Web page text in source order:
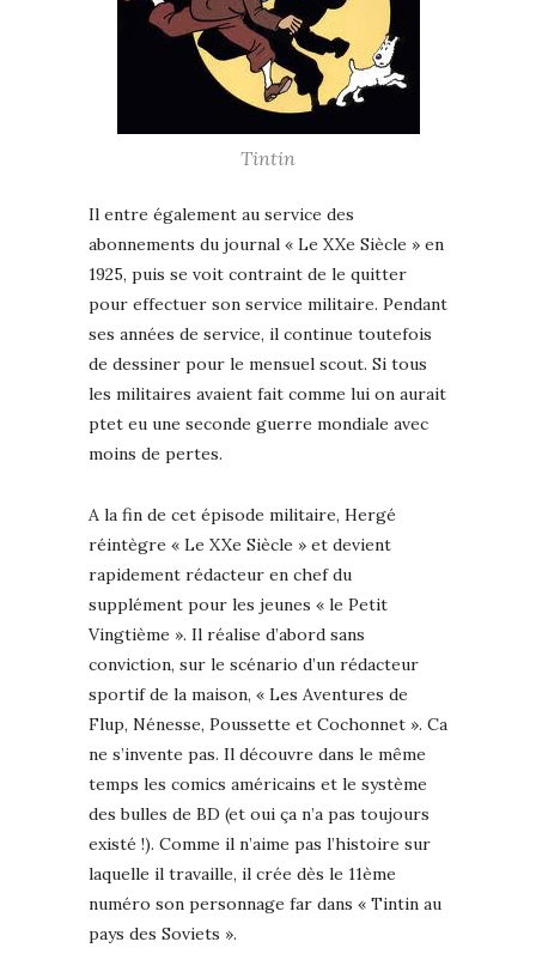
Tintin
Il entre également au service des
abonnements du journal « Le XXe Siècle » en
1925, puis se voit contraint de le quitter
pour effectuer son service militaire. Pendant
ses années de service, il continue toutefois
de dessiner pour le mensuel scout. Si tous
les militaires avaient fait comme lui on aurait
ptet eu une seconde guerre mondiale avec
moins de pertes.
A la fin de cet épisode militaire, Hergé
réintègre « Le XXe Siècle » et devient
rapidement rédacteur en chef du
supplément pour les jeunes « le Petit
Vingtième ». Il réalise d’abord sans
conviction, sur le scénario d’un rédacteur
sportif de la maison, « Les Aventures de
Flup, Nénesse, Poussette et Cochonnet ». Ca
ne s’invente pas. Il découvre dans le même
temps les comics américains et le système
des bulles de BD (et oui ça n’a pas toujours
existé !). Comme il n’aime pas l’histoire sur
laquelle il travaille, il crée dès le 11ème
numéro son personnage far dans « Tintin au
pays des Soviets ».